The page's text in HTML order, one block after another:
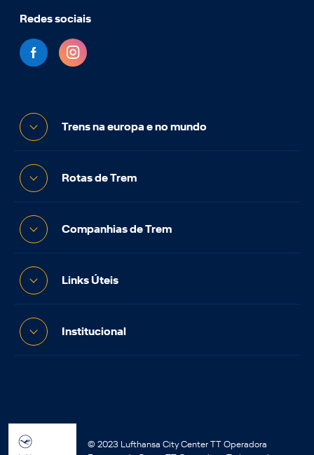
Redes sociais
Trens na europa e no mundo
Rotas de Trem
Companhias de Trem
Links Úteis
Institucional
© 2023 Lufthansa City Center TT Operadora